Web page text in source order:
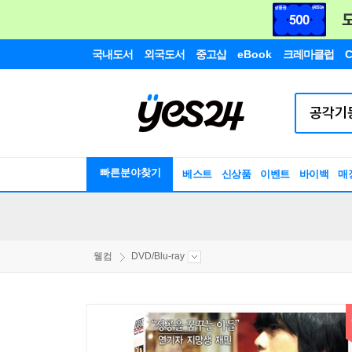
국내도서 외국도서 중고샵 eBook 크레마클럽
빠른분야찾기 베스트 신상품 이벤트 바이백 매
웰컴 DVD/Blu-ray